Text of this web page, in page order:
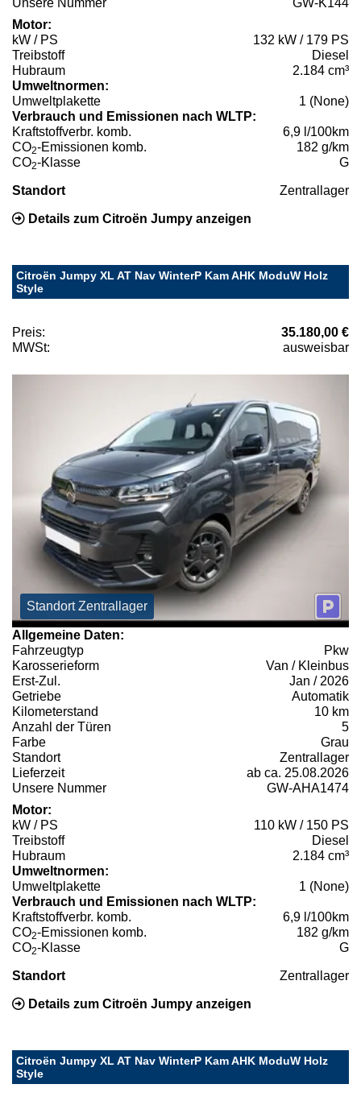
Unsere Nummer
GW-K144
Motor:
kW / PS
132 kW / 179 PS
Treibstoff
Diesel
Hubraum
2.184 cm³
Umweltnormen:
Umweltplakette
1 (None)
Verbrauch und Emissionen nach WLTP:
Kraftstoffverbr. komb.
6,9 l/100km
CO2-Emissionen komb.
182 g/km
CO2-Klasse G
Standort Zentrallager
Details zum Citroën Jumpy anzeigen
Citroën Jumpy XL AT Nav WinterP Kam AHK ModuW Holz
Style
Preis:
35.180,00 €
MWSt:
ausweisbar
Standort Zentrallager
Allgemeine Daten:
Fahrzeugtyp
Pkw
Karosserieform
Van / Kleinbus
Erst-Zul.
Jan / 2026
Getriebe
Automatik
Kilometerstand
10 km
Anzahl der Türen
5
Farbe
Grau
Standort
Zentrallager
Lieferzeit
ab ca. 25.08.2026
Unsere Nummer
GW-AHA1474
Motor:
kW / PS
110 kW / 150 PS
Treibstoff
Diesel
Hubraum
2.184 cm³
Umweltnormen:
Umweltplakette
1 (None)
Verbrauch und Emissionen nach WLTP:
Kraftstoffverbr. komb.
6,9 l/100km
CO2-Emissionen komb.
182 g/km
CO2-Klasse G
Standort Zentrallager
Details zum Citroën Jumpy anzeigen
Citroën Jumpy XL AT Nav WinterP Kam AHK ModuW Holz
Style